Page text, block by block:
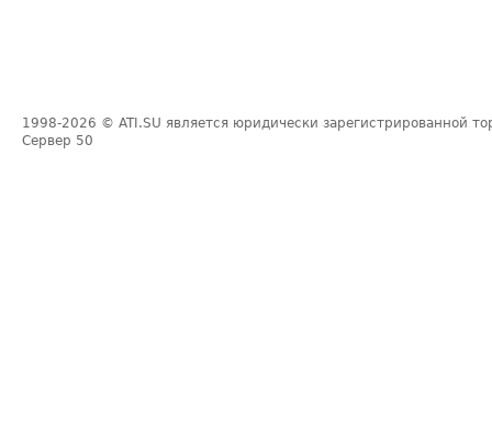
1998-2026 © ATI.SU является юридически зарегистрированной
Сервер 50